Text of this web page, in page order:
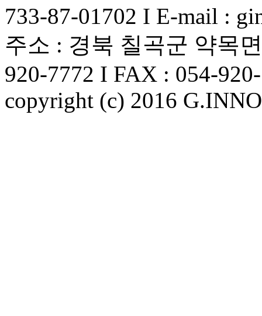
733-87-01702 I E-mail :
주소 : 경북 칠곡군 약목
920-7772 I FAX : 054-
copyright (c) 2016